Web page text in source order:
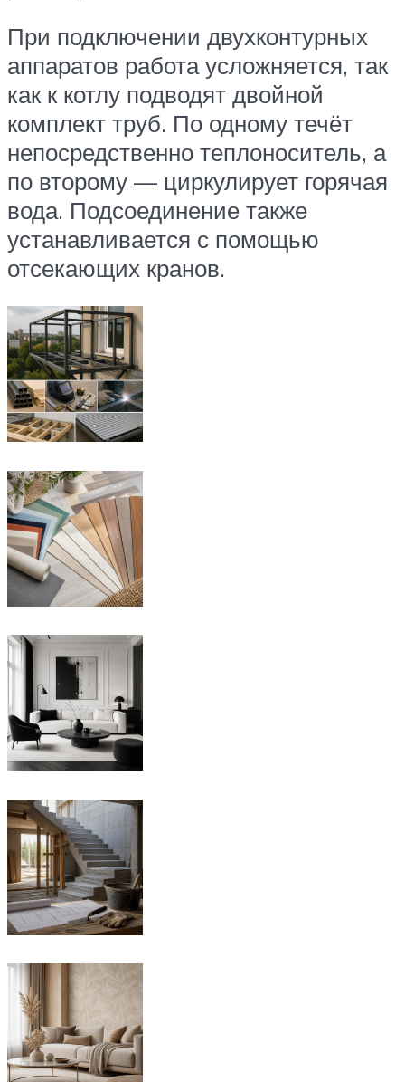
При подключении двухконтурных
аппаратов работа усложняется, так
как к котлу подводят двойной
комплект труб. По одному течёт
непосредственно теплоноситель, а
по второму — циркулирует горячая
вода. Подсоединение также
устанавливается с помощью
отсекающих кранов.